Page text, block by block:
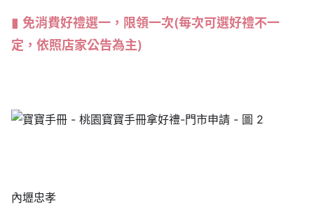
免消費好禮選一，限領一次(每次可選好禮不一
定，依照店家公告為主)
內壢忠孝